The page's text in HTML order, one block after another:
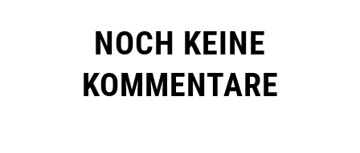
NOCH KEINE
KOMMENTARE